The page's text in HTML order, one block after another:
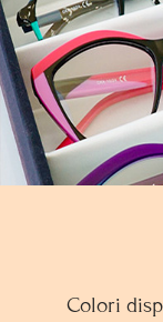
Colori